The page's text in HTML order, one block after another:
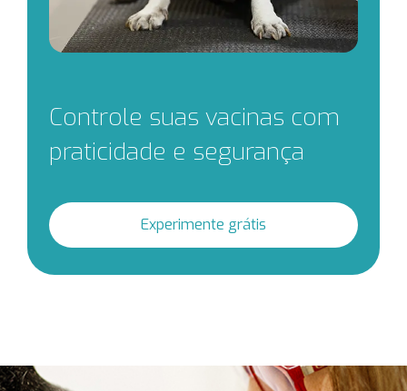
Controle suas vacinas com
praticidade e segurança
Experimente grátis